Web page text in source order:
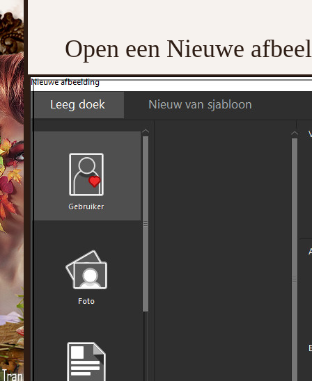
Open een Nieuwe